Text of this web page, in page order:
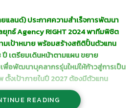
ยแลนด์) ประกาศความสำเร็จการพัฒนา
ยุทธ์Agency RIGHT 2024พาทีมพิชิต
มเป้าหมาย พร้อมสร้างสถิติปั้นตัวแทน
ปี เตรียมเดินหน้าตามแผน ขยาย
พื่อพัฒนาบุคลากรรุ่นใหม่ให้ก้าวสู่การเป็น
ตั้งเป้าภายในปี 2027 ต้องมีตัวแทน
READING